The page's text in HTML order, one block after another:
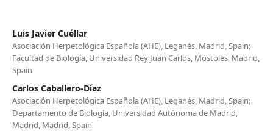
Luis Javier Cuéllar
Asociación Herpetológica Española (AHE), Leganés, Madrid, Spain;
Facultad de Biología, Universidad Rey Juan Carlos, Móstoles, Madrid,
Spain
Carlos Caballero-Díaz
Asociación Herpetológica Española (AHE), Leganés, Madrid, Spain;
Departamento de Biología, Universidad Autónoma de Madrid,
Madrid, Madrid, Spain